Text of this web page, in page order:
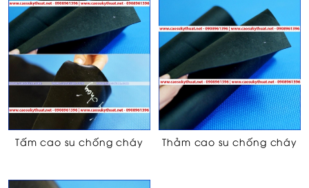
Tấm cao su chống cháy Thảm cao su chống cháy